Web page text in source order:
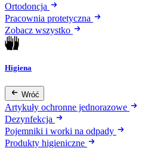
Ortodoncja
Pracownia protetyczna
Zobacz wszystko
Higiena
Wróć
Artykuły ochronne jednorazowe
Dezynfekcja
Pojemniki i worki na odpady
Produkty higieniczne